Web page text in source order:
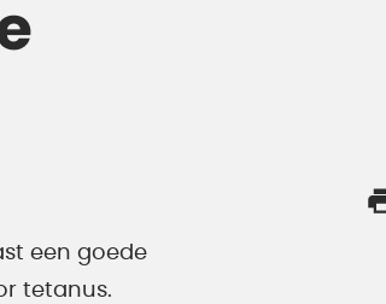
een goede
tetanus.